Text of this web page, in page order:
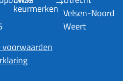
voorwaarden
keurmerken Velsen-Noord
Weert